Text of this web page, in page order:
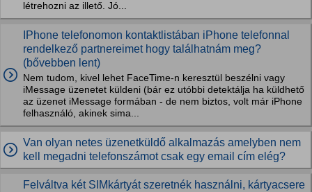
létrehozni az illető. Jó...
IPhone telefonomon kontaktlistában iPhone telefonnal
rendelkező partnereimet hogy találhatnám meg?
(bővebben lent)
Nem tudom, kivel lehet FaceTime-n keresztül beszélni vagy
iMessage üzenetet küldeni (bár ez utóbbi detektálja ha küldhető
az üzenet iMessage formában - de nem biztos, volt már iPhone
felhasználó, akinek sima...
Van olyan netes üzenetküldő alkalmazás amelyben nem
kell megadni telefonszámot csak egy email cím elég?
Felváltva két SIMkártyát szeretnék használni, kártyacsere